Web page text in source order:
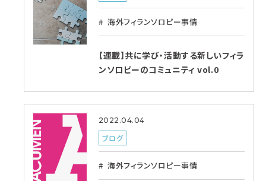
海外フィランソロピー事情
【連載】共に学び・活動する新しいフィラ
ンソロピーのコミュニティ vol.0
2022.04.04
ブログ
海外フィランソロピー事情